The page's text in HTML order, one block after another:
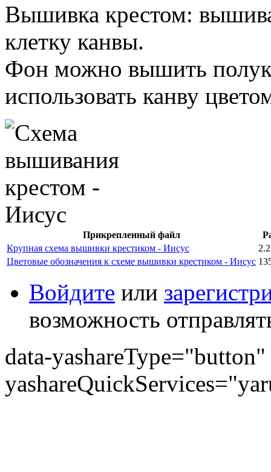
Вышивка крестом:
клетку канвы.
Фон можно вышить
использовать канву
Прикрепленный файл
Крупная схема вышивки крестиком - Иисус
Цветовые обозначения к схеме вышивки крестиком - Иисус
Войдите или
возможность
data-yashareType="button"